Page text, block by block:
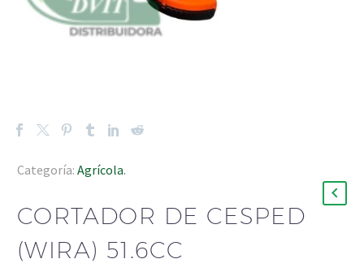
Categoría: Agrícola.
CORTADOR DE CESPED
(WIRA) 51.6CC